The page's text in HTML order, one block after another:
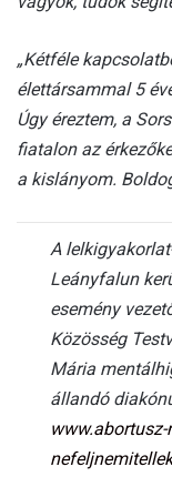
„Kétféle
élettársammal 5
Úgy éreztem, a
fiatalon az
a kislányom.
A
Leányfalun
esemény
Közösség
Mária
állandó